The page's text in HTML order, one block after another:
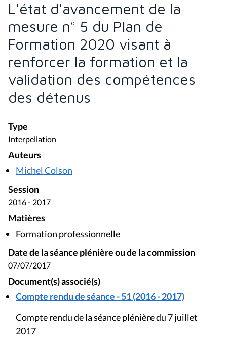
L'état d'avancement de la
mesure n° 5 du Plan de
Formation 2020 visant à
renforcer la formation et la
validation des compétences
des détenus
Type
Interpellation
Auteurs
Michel Colson
Session
2016 - 2017
Matières
Formation professionnelle
Date de la séance plénière ou de la commission
07/07/2017
Document(s) associé(s)
Compte rendu de séance - 51 (2016 - 2017)
Compte rendu de la séance plénière du 7 juillet
2017